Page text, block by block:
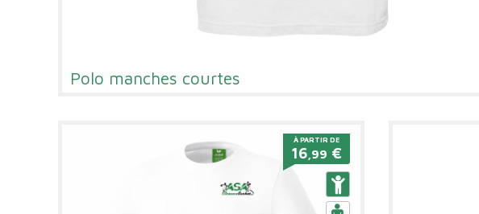
Polo manches courtes
À PARTIR DE
16,99 €